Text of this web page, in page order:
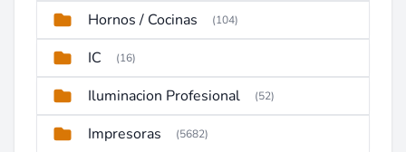
Hornos / Cocinas (104)
IC (16)
Iluminacion Profesional (52)
Impresoras (5682)